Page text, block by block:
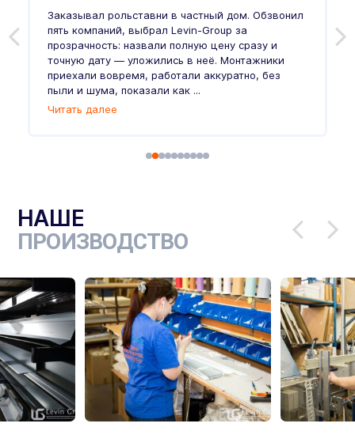
Заказывал рольставни в частный дом. Обзвонил
пять компаний, выбрал Levin-Group за
прозрачность: назвали полную цену сразу и
точную дату — уложились в неё. Монтажники
приехали вовремя, работали аккуратно, без
пыли и шума, показали как ...
Читать далее
НАШЕ
ПРОИЗВОДСТВО